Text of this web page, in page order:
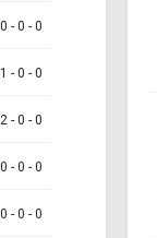
- 0 - 0
- 0 - 0
- 0 - 0
- 0 - 0
- 0 - 0